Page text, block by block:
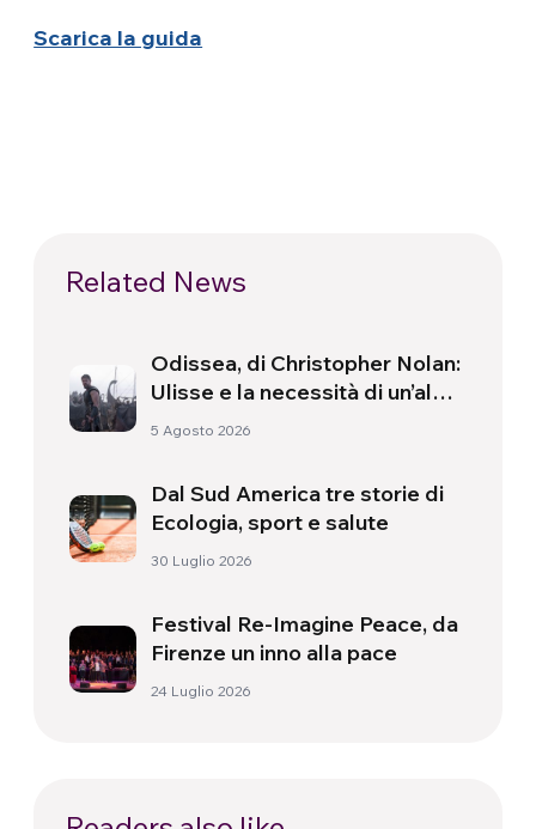
Scarica la guida
Related News
Odissea, di Christopher Nolan:
Ulisse e la necessità di un’alba
nuova
5 Agosto 2026
Dal Sud America tre storie di
Ecologia, sport e salute
30 Luglio 2026
Festival Re-Imagine Peace, da
Firenze un inno alla pace
24 Luglio 2026